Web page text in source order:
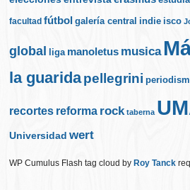
facultad fútbol galería central indie isco
global liga manoletus musica
la guaridapellegrini
recortes reforma rock taberna
Universidad wert
WP Cumulus Flash tag cloud by Roy Tanck